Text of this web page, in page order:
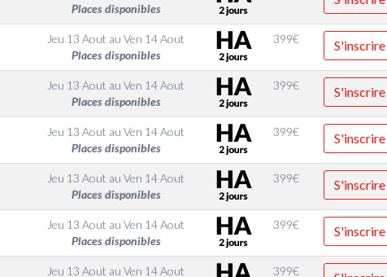
Places disponibles
Jeu 13 Aout auVen 14 Aout
Places disponibles
399€ S'inscrire
Jeu 13 Aout auVen 14 Aout
Places disponibles
399€ S'inscrire
Jeu 13 Aout auVen 14 Aout
Places disponibles
399€ S'inscrire
Jeu 13 Aout auVen 14 Aout
Places disponibles
399€ S'inscrire
Jeu 13 Aout auVen 14 Aout
Places disponibles
399€ S'inscrire
Jeu 13 Aout auVen 14 Aout
399€